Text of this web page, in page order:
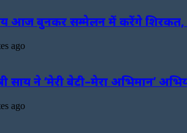
आज बुनकर सम्मेलन में करेंगे शिरकत,
ago
साय ने ‘मेरी बेटी–मेरा अभिमान’
ago